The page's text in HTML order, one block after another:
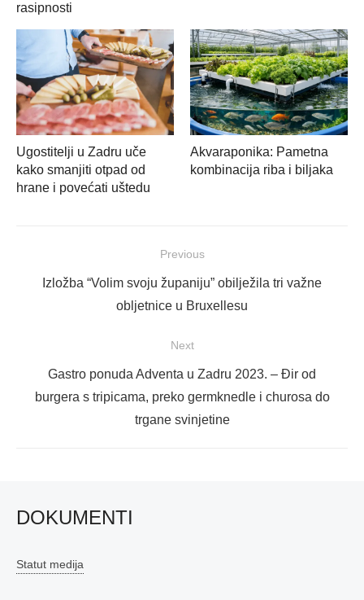
rasipnosti
Ugostitelji u Zadru uče
kako smanjiti otpad od
hrane i povećati uštedu
Akvaraponika: Pametna
kombinacija riba i biljaka
objava
Previous
Previous
Izložba “Volim svoju županiju” obilježila tri važne
obljetnice u Bruxellesu
Next
Next
post:
Gastro ponuda Adventa u Zadru 2023. – Đir od
burgera s tripicama, preko germknedle i churosa do
trgane svinjetine
DOKUMENTI
Statut medija